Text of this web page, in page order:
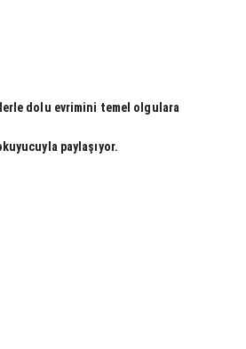
dolu evrimini temel olgulara
paylaşıyor.